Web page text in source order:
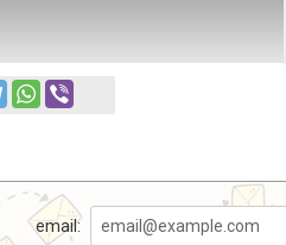
email: